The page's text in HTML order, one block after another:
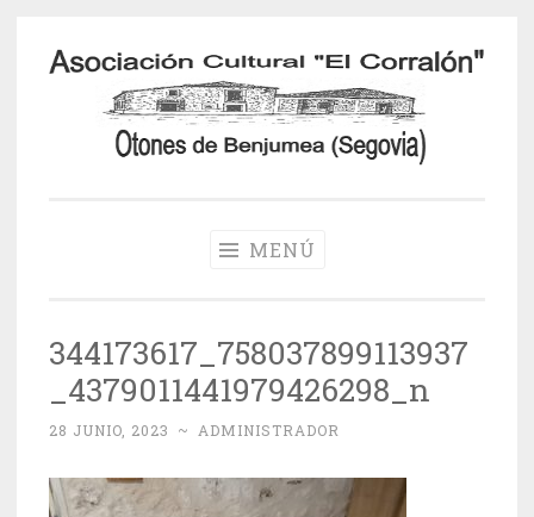
Saltar
contenido
MENÚ
344173617_758037899113937
_4379011441979426298_n
28 JUNIO, 2023 ~ ADMINISTRADOR